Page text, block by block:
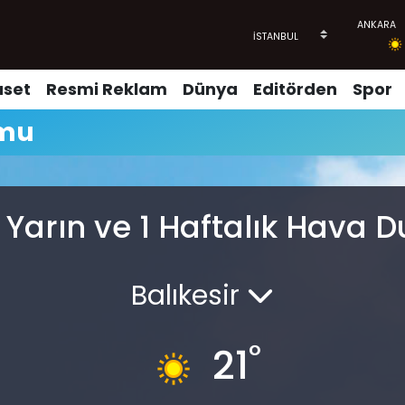
Resmi Reklam Dünya Editörden Spor
ve 1 Haftalık Hava
Balıkesir
21°